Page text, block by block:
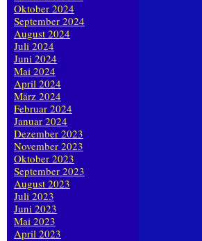
Oktober 2024
September 2024
August 2024
Juli 2024
Juni 2024
Mai 2024
April 2024
März 2024
Februar 2024
Januar 2024
Dezember 2023
November 2023
Oktober 2023
September 2023
August 2023
Juli 2023
Juni 2023
Mai 2023
April 2023